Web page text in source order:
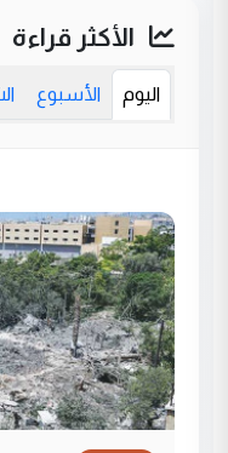
الأكثر قراءة
اليوم الأسبوع